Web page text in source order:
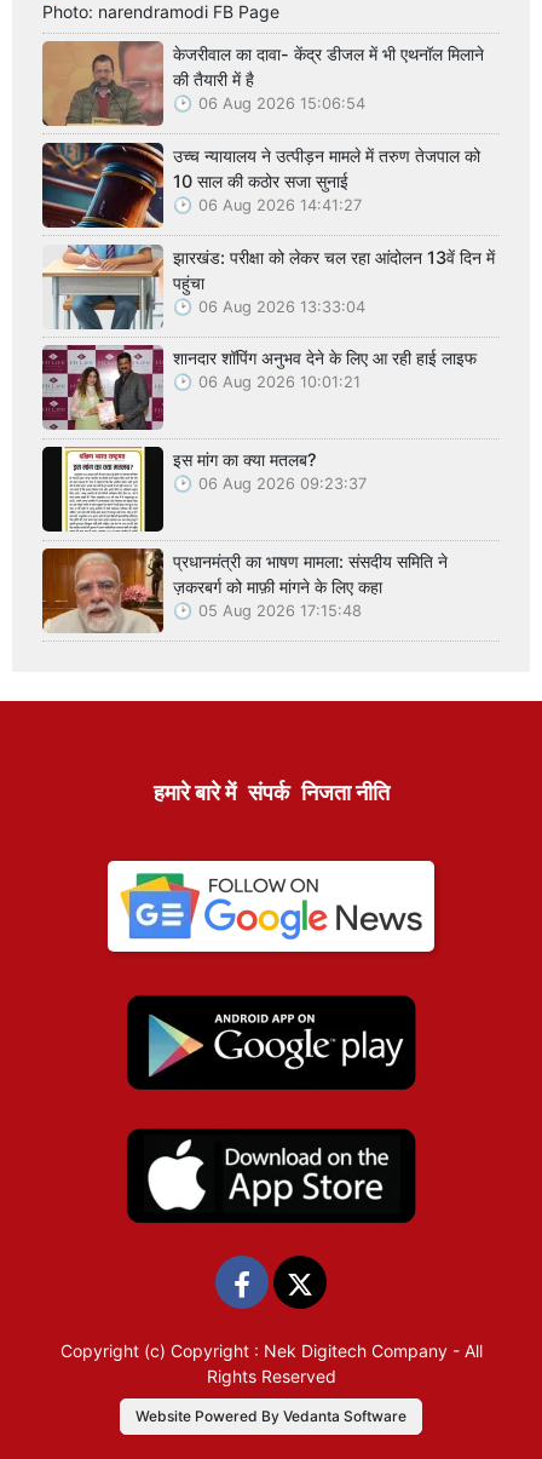
Photo: narendramodi FB Page
केजरीवाल का दावा- केंद्र डीजल में भी एथनॉल मिलाने
की तैयारी में है
06 Aug 2026 15:06:54
उच्च न्यायालय ने उत्पीड़न मामले में तरुण तेजपाल को
10 साल की कठोर सजा सुनाई
06 Aug 2026 14:41:27
झारखंड: परीक्षा को लेकर चल रहा आंदोलन 13वें दिन में
पहुंचा
06 Aug 2026 13:33:04
शानदार शॉपिंग अनुभव देने के लिए आ रही हाई लाइफ
06 Aug 2026 10:01:21
इस मांग का क्या मतलब?
06 Aug 2026 09:23:37
प्रधानमंत्री का भाषण मामला: संसदीय समिति ने
ज़करबर्ग को माफ़ी मांगने के लिए कहा
05 Aug 2026 17:15:48
हमारे बारे में संपर्क निजता नीति
Copyright (c) Copyright : Nek Digitech Company- All
Rights Reserved
Website Powered By Vedanta Software